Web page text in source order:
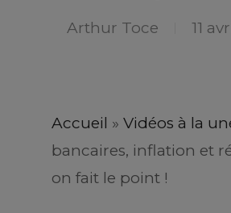
Arthur Toce 11
Accueil » Vidéos à la
bancaires, inflation et
on fait le point !